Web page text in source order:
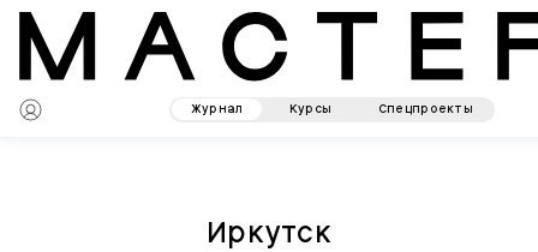
Журнал Курсы Спецпроекты
Иркутск